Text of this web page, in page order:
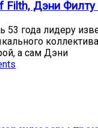
Filth, Дэни
53 года лидеру
а сам Дэни